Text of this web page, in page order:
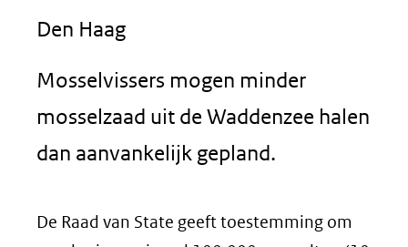
Den Haag
Mosselvissers mogen minder
mosselzaad uit de Waddenzee halen
dan aanvankelijk gepland.
De Raad van State geeft toestemming om